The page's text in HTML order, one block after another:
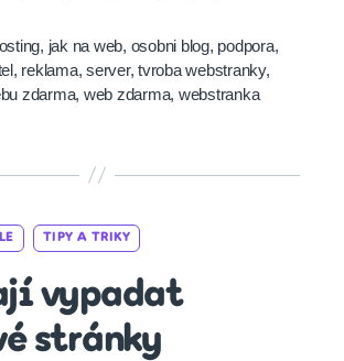
, jak na web, osobni blog, podpora,
, reklama,server,tvroba webstranky,
zdarma, web zdarma, webstranka
Categories
TIPY A TRIKY
vypadat
stránky